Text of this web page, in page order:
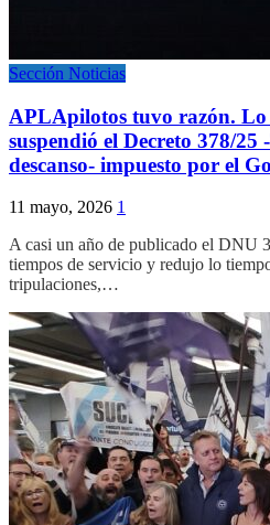
Sección Noticias
APLApilotos tuvo razón.
suspendió el Decreto 378/25
descanso- impuesto por el
11 mayo, 2026 1
A casi un año de publicado el DNU
tiempos de servicio y redujo lo
tripulaciones,…